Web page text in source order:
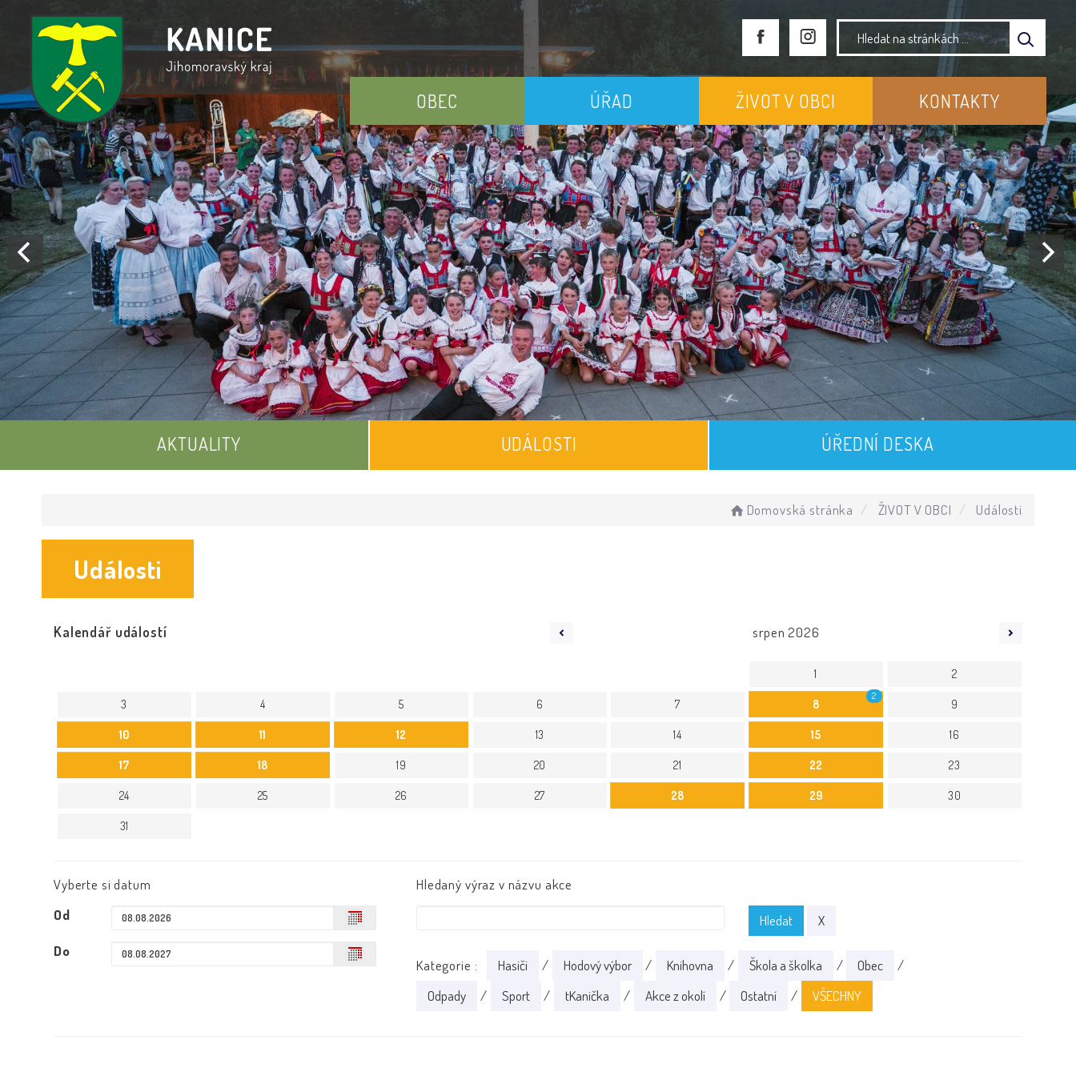
OBEC ÚŘAD ŽIVOT V OBCI KONTAKTY
AKTUALITY UDÁLOSTI ÚŘEDNÍ DESKA
Domovská stránka ŽIVOT V OBCI Události
Události
Kalendář událostí srpen 2026
1 2
3 4 5 6 7 8
2
9
10 11 12 13 14 15 16
17 18 19 20 21 22 23
24 25 26 27 28 29 30
31
Vyberte si datum
Od
Do
Hledaný výraz v názvu akce
Hledat X
Kategorie : Hasiči / Hodový výbor / Knihovna / Škola a školka / Obec
/
Odpady
/ Sport / tKanička / Akce z okolí / Ostatní / VŠECHNY